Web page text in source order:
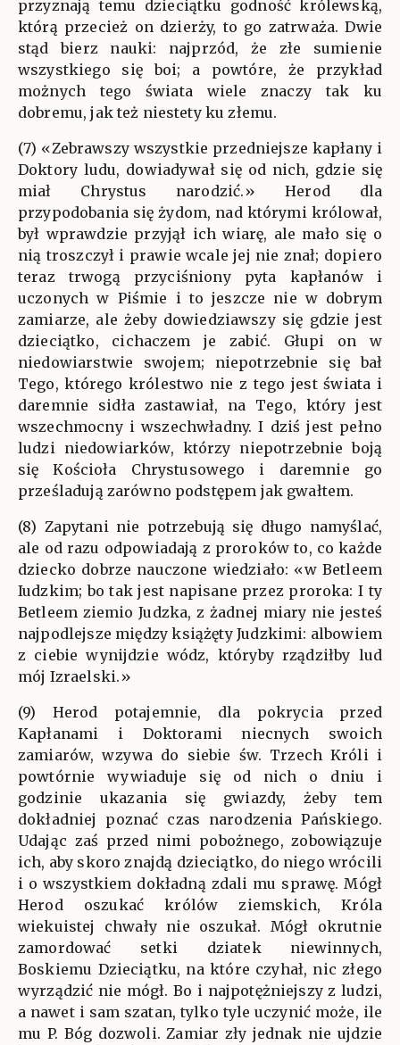
przyznają temu dzieciątku godność królewską,
którą przecież on dzierży, to go zatrważa. Dwie
stąd bierz nauki: najprzód, że złe sumienie
wszystkiego się boi; a powtóre, że przykład
możnych tego świata wiele znaczy tak ku
dobremu, jak też niestety ku złemu.
(7) «Zebrawszy wszystkie przedniejsze kapłany i
Doktory ludu, dowiadywał się od nich, gdzie się
miał Chrystus narodzić.» Herod dla
przypodobania się żydom, nad którymi królował,
był wprawdzie przyjął ich wiarę, ale mało się o
nią troszczył i prawie wcale jej nie znał; dopiero
teraz trwogą przyciśniony pyta kapłanów i
uczonych w Piśmie i to jeszcze nie w dobrym
zamiarze, ale żeby dowiedziawszy się gdzie jest
dzieciątko, cichaczem je zabić. Głupi on w
niedowiarstwie swojem; niepotrzebnie się bał
Tego, którego królestwo nie z tego jest świata i
daremnie sidła zastawiał, na Tego, który jest
wszechmocny i wszechwładny. I dziś jest pełno
ludzi niedowiarków, którzy niepotrzebnie boją
się Kościoła Chrystusowego i daremnie go
prześladują zarówno podstępem jak gwałtem.
(8) Zapytani nie potrzebują się długo namyślać,
ale od razu odpowiadają z proroków to, co każde
dziecko dobrze nauczone wiedziało: «w Betleem
Iudzkim; bo tak jest napisane przez proroka: I ty
Betleem ziemio Judzka, z żadnej miary nie jesteś
najpodlejsze między książęty Judzkimi: albowiem
z ciebie wynijdzie wódz, któryby rządziłby lud
mój Izraelski.»
(9) Herod potajemnie, dla pokrycia przed
Kapłanami i Doktorami niecnych swoich
zamiarów, wzywa do siebie św. Trzech Króli i
powtórnie wywiaduje się od nich o dniu i
godzinie ukazania się gwiazdy, żeby tem
dokładniej poznać czas narodzenia Pańskiego.
Udając zaś przed nimi pobożnego, zobowiązuje
ich, aby skoro znajdą dzieciątko, do niego wrócili
i o wszystkiem dokładną zdali mu sprawę. Mógł
Herod oszukać królów ziemskich, Króla
wiekuistej chwały nie oszukał. Mógł okrutnie
zamordować setki dziatek niewinnych,
Boskiemu Dzieciątku, na które czyhał, nic złego
wyrządzić nie mógł. Bo i najpotężniejszy z ludzi,
a nawet i sam szatan, tylko tyle uczynić może, ile
mu P. Bóg dozwoli. Zamiar zły jednak nie ujdzie